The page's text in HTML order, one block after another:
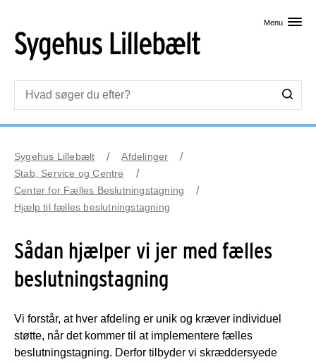
Menu
Sygehus Lillebælt
Afdelinger
Stab, Service og Centre
Center for Fælles Beslutningstagning
Hjælp til fælles beslutningstagning
Sådan hjælper vi jer med fælles
beslutningstagning
Vi forstår, at hver afdeling er unik og kræver individuel
støtte, når det kommer til at implementere fælles
beslutningstagning. Derfor tilbyder vi skræddersyede